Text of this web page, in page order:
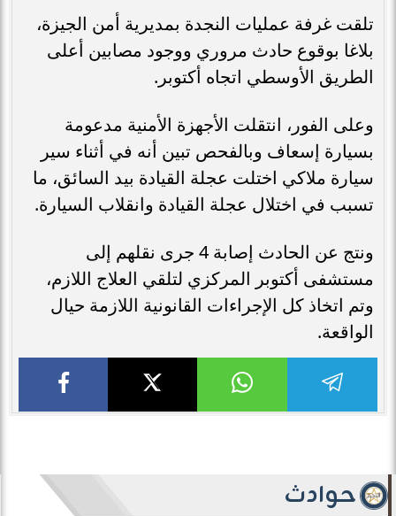
تلقت غرفة عمليات النجدة بمديرية أمن الجيزة،
بلاغا بوقوع حادث مروري ووجود مصابين أعلى
الطريق الأوسطي اتجاه أكتوبر.
وعلى الفور، انتقلت الأجهزة الأمنية مدعومة
بسيارة إسعاف وبالفحص تبين أنه في أثناء سير
سيارة ملاكي اختلت عجلة القيادة بيد السائق، ما
تسبب في اختلال عجلة القيادة وانقلاب السيارة.
ونتج عن الحادث إصابة 4 جرى نقلهم إلى
مستشفى أكتوبر المركزي لتلقي العلاج اللازم،
وتم اتخاذ كل الإجراءات القانونية اللازمة حيال
الواقعة.
حوادث